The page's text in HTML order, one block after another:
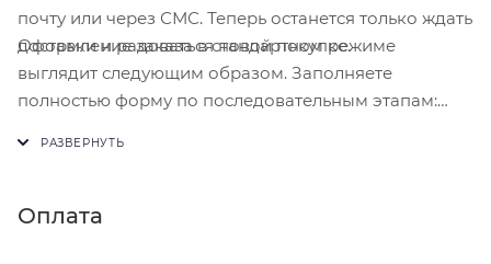
почту или через СМС. Теперь останется только ждать
доставки и радоваться новой покупке.
Оформление заказа в стандартном режиме
выглядит следующим образом. Заполняете
полностью форму по последовательным этапам:
Нажмите кнопку «Оформить заказ».
Оплата